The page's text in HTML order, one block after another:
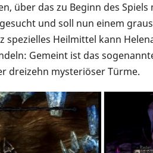
über das zu Beginn des
und soll nun einem
spezielles Heilmittel kann
Gemeint ist das
dreizehn mysteriöser Türme.